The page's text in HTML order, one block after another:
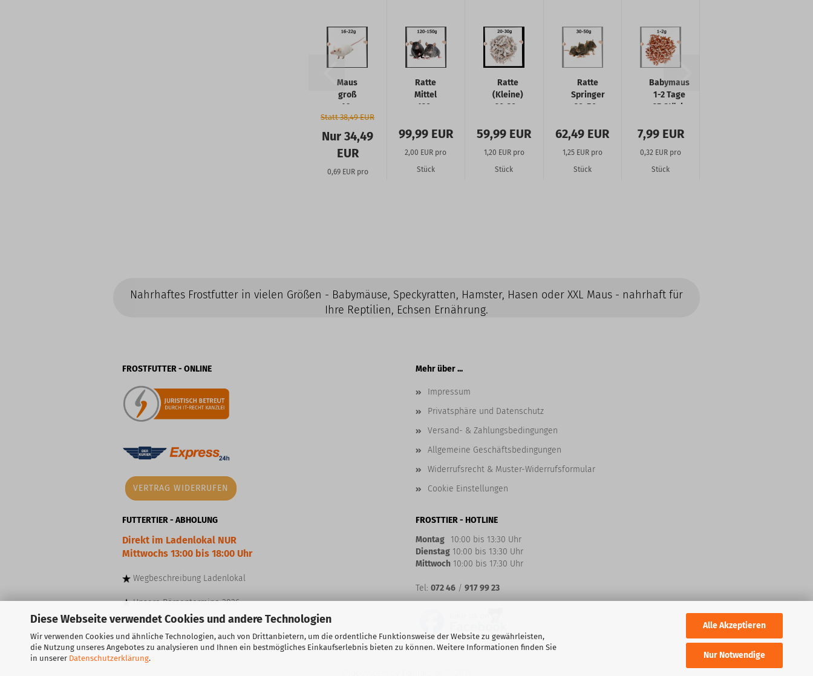
Diese Webseite verwendet Cookies und andere Technologien
Wir verwenden Cookies und ähnliche Technologien, auch von Drittanbietern, um die ordentliche Funktionsweise der Website zu gewährleisten,
die Nutzung unseres Angebotes zu analysieren und Ihnen ein bestmögliches Einkaufserlebnis bieten zu können. Weitere Informationen finden Sie
in unserer Datenschutzerklärung.
Alle Akzeptieren
Nur Notwendige
Maus
groß
16-
22g
50
Stück
Statt 38,49 EUR
Nur 34,49
EUR
0,69 EUR pro
Ratte
Mittel
120-
50
99,99 EUR
2,00 EUR pro
Stück
Ratte
(Kleine)
20-30g
Stück
59,99 EUR
1,20 EUR pro
Stück
Ratte
Springer
30-50g
62,49 EUR
1,25 EUR pro
Stück
Babymaus
1-2 Tage
25 Stück
7,99 EUR
0,32 EUR pro
Stück
Nahrhaftes Frostfutter in vielen Größen - Babymäuse, Speckyratten, Hamster, Hasen oder XXL Maus - nahrhaft für
Ihre Reptilien, Echsen Ernährung.
FROSTFUTTER - ONLINE Mehr über ...
Impressum
Privatsphäre und Datenschutz
Versand- & Zahlungsbedingungen
Allgemeine Geschäftsbedingungen
Widerrufsrecht & Muster-Widerrufsformular
Cookie Einstellungen
FUTTERTIER - ABHOLUNG
Direkt im Ladenlokal NUR
Mittwochs 13:00 bis 18:00 Uhr
Wegbeschreibung Ladenlokal
UnsereBörsentermine2026
FROSTTIER - HOTLINE
Montag
10:00 bis 13:30 Uhr
Dienstag 10:00 bis 13:30 Uhr
Mittwoch 10:00 bis 17:30 Uhr
Tel: 072 46 / 917 99 23
VERTRAG WIDERRUFEN